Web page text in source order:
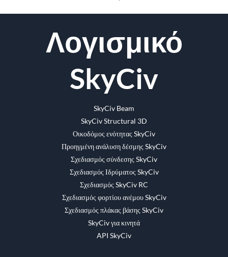
Λογισμικό
SkyCiv
SkyCiv Beam
SkyCiv Structural 3D
Οικοδόμος ενότητας SkyCiv
Προηγμένη ανάλυση δέσμης SkyCiv
Σχεδιασμός σύνδεσης SkyCiv
Σχεδιασμός Ιδρύματος SkyCiv
Σχεδιασμός SkyCiv RC
Σχεδιασμός φορτίου ανέμου SkyCiv
Σχεδιασμός πλάκας βάσης SkyCiv
SkyCiv για κινητά
API SkyCiv